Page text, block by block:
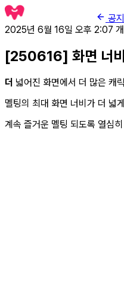
공
2025년 6월 16일 오후 2:07
[250616] 화면 너
더 넓어진 화면에서 더 많은 캐
멜팅의 최대 화면 너비가 더 넓
계속 즐거운 멜팅 되도록 열심